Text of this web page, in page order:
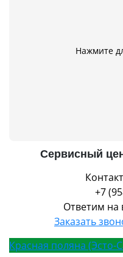
Нажмите
Сервисный
+7
Ответим на
Заказать
Красная поляна (Эсто-